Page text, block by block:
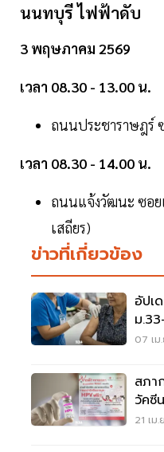
นนทบุรี ไฟฟ้าดับ
3 พฤษภาคม 2569
เวลา 08.30 - 13.00 น.
ถนนประชาราษฎร์
เวลา 08.30 - 14.00 น.
ถนนแจ้งวัฒนะ ซอย
เสถียร)
ข่าวที่เกี่ยวข้อง
อัปเ
ม
07 เม
สภา
วัคซี
เงื่อ
21 เม